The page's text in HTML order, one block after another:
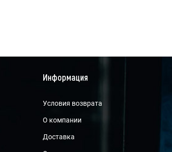
Информация
Условия возврата
О компании
Доставка